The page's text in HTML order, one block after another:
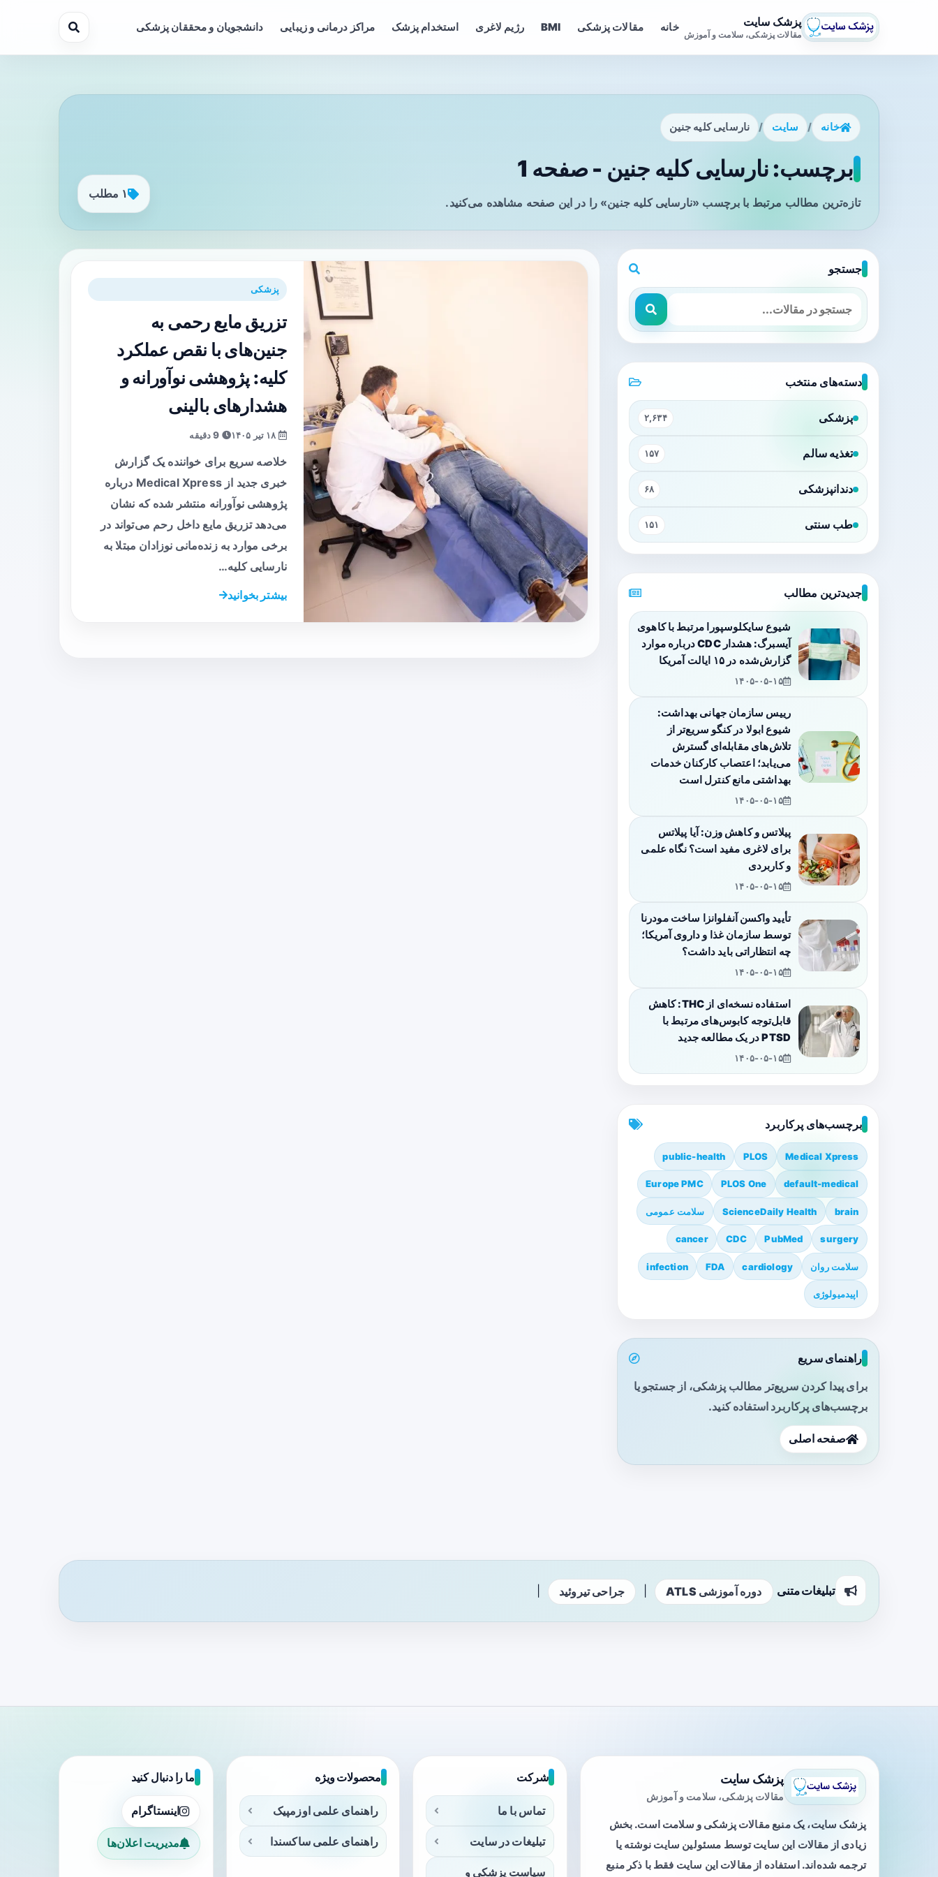
پزشک سایت
مقالات پزشکی، سلامت و آموزش
خانه مقالات پزشکی BMI رژیم لاغری استخدام پزشک مراکز درمانی و زیبایی دانشجویان و محققان پزشکی
خانه / سایت / نارسایی کلیه جنین
برچسب: نارسایی کلیه جنین - صفحه 1
تازه‌ترین مطالب مرتبط با برچسب «نارسایی کلیه جنین» را در این صفحه مشاهده می‌کنید.
۱ مطلب
پزشکی
تزریق مایع رحمی به
جنین‌های با نقص عملکرد
کلیه: پژوهشی نوآورانه و
هشدارهای بالینی
خلاصه سریع برای خواننده یک گزارش
خبری جدید از Medical Xpress درباره
پژوهشی نوآورانه منتشر شده که نشان
می‌دهد تزریق مایع داخل رحم می‌تواند در
برخی موارد به زنده‌مانی نوزادان مبتلا به
نارسایی کلیه…
بیشتر بخوانید
جستجو
دسته‌های منتخب
پزشکی ۲,۶۳۴
تغذیه سالم ۱۵۷
دندانپزشکی ۶۸
طب سنتی ۱۵۱
جدیدترین مطالب
شیوع سایکلوسپورا مرتبط با کاهوی
آیسبرگ: هشدار CDC درباره موارد
گزارش‌شده در ۱۵ ایالت آمریکا
۱۴۰۵-۰۵-۱۵
رییس سازمان جهانی بهداشت:
شیوع ابولا در کنگو سریع‌تر از
تلاش‌های مقابله‌ای گسترش
می‌یابد؛ اعتصاب کارکنان خدمات
بهداشتی مانع کنترل است
۱۴۰۵-۰۵-۱۵
پیلاتس و کاهش وزن: آیا پیلاتس
برای لاغری مفید است؟ نگاه علمی
و کاربردی
۱۴۰۵-۰۵-۱۵
تأیید واکسن آنفلوانزا ساخت مودرنا
توسط سازمان غذا و داروی آمریکا؛
چه انتظاراتی باید داشت؟
۱۴۰۵-۰۵-۱۵
استفاده نسخه‌ای از THC: کاهش
قابل‌توجه کابوس‌های مرتبط با
PTSD در یک مطالعه جدید
۱۴۰۵-۰۵-۱۵
برچسب‌های پرکاربرد
Medical Xpress
PLOS
public-health
default-medical
PLOS One
Europe PMC
brain
ScienceDaily Health سلامت عمومی
surgery
PubMed
CDC
cancer
سلامت روان cardiology
FDA
infection
اپیدمیولوژی
راهنمای سریع
برای پیدا کردن سریع‌تر مطالب پزشکی، از جستجو یا
برچسب‌های پرکاربرد استفاده کنید.
صفحه اصلی
تبلیغات متنی دوره آموزشی ATLS جراحی تیروئید
پزشک سایت
مقالات پزشکی، سلامت و آموزش
پزشک سایت، یک منبع مقالات پزشکی و سلامت است. بخش
زیادی از مقالات این سایت توسط مسئولین سایت نوشته یا
ترجمه شده‌اند. استفاده از مقالات این سایت فقط با ذکر منبع
شرکت
تماس با ما
تبلیغات در سایت
سیاست پزشکی و
محصولات ویژه
راهنمای علمی اوزمپیک
راهنمای علمی ساکسندا
ما را دنبال کنید
اینستاگرام
مدیریت اعلان‌ها